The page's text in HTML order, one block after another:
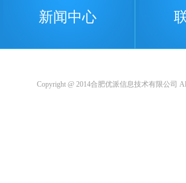
新闻中心
Copyright @ 2014合肥优派信息技术有限公司